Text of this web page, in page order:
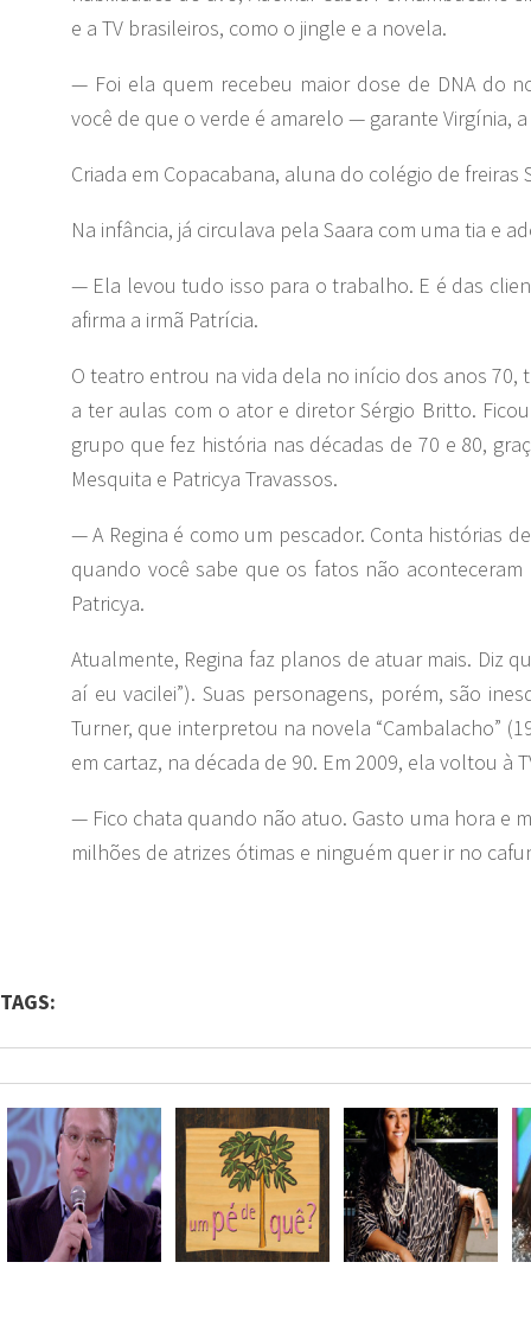
e a TV brasileiros, como o jingle e a novela.
— Foi ela quem recebeu maior dose de DNA do
você de que o verde é amarelo — garante Virgínia,
Criada em Copacabana, aluna do colégio de
Na infância, já circulava pela Saara com uma tia e
— Ela levou tudo isso para o trabalho. E é das
afirma a irmã Patrícia.
O teatro entrou na vida dela no início dos anos
a ter aulas com o ator e diretor Sérgio Britto.
grupo que fez história nas décadas de 70 e 80,
Mesquita e Patricya Travassos.
— A Regina é como um pescador. Conta histórias
quando você sabe que os fatos não
Patricya.
Atualmente, Regina faz planos de atuar mais. Diz
aí eu vacilei”). Suas personagens, porém, são
Turner, que interpretou na novela “Cambalacho”
em cartaz, na década de 90. Em 2009, ela voltou à
— Fico chata quando não atuo. Gasto uma hora e
milhões de atrizes ótimas e ninguém quer ir no
TAGS: